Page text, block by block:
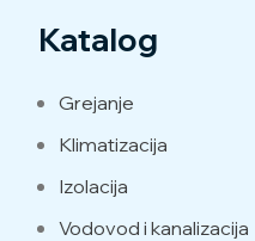
Katalog
Grejanje
Klimatizacija
Izolacija
Vodovod i kanalizacija